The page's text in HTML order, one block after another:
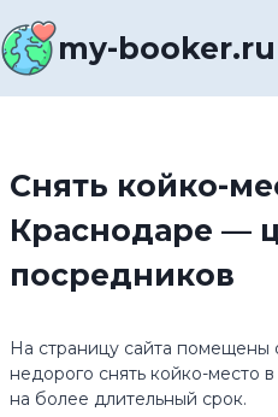
к
содержимомуmy-booker.ru
Снять койко-
Краснодаре —
посредников
На страницу сайта помещены
недорого снять койко-место
на более длительный срок.